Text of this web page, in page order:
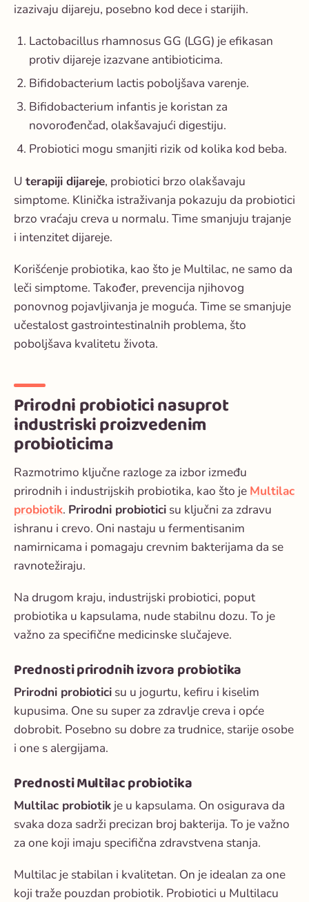
izazivaju dijareju, posebno kod dece i starijih.
Lactobacillus rhamnosus GG (LGG) je efikasan
protiv dijareje izazvane antibioticima.
Bifidobacterium lactis poboljšava varenje.
Bifidobacterium infantis je koristan za
novorođenčad, olakšavajući digestiju.
Probiotici mogu smanjiti rizik od kolika kod beba.
U terapiji dijareje, probiotici brzo olakšavaju
simptome. Klinička istraživanja pokazuju da probiotici
brzo vraćaju creva u normalu. Time smanjuju trajanje
i intenzitet dijareje.
Korišćenje probiotika, kao što je Multilac, ne samo da
leči simptome. Također, prevencija njihovog
ponovnog pojavljivanja je moguća. Time se smanjuje
učestalost gastrointestinalnih problema, što
poboljšava kvalitetu života.
Prirodni probiotici nasuprot
industriski proizvedenim
probioticima
Razmotrimo ključne razloge za izbor između
prirodnih i industrijskih probiotika, kao što je Multilac
probiotik. Prirodni probiotici su ključni za zdravu
ishranu i crevo. Oni nastaju u fermentisanim
namirnicama i pomagaju crevnim bakterijama da se
ravnotežiraju.
Na drugom kraju, industrijski probiotici, poput
probiotika u kapsulama, nude stabilnu dozu. To je
važno za specifične medicinske slučajeve.
Prednosti prirodnih izvora probiotika
Prirodni probiotici su u jogurtu, kefiru i kiselim
kupusima. One su super za zdravlje creva i opće
dobrobit. Posebno su dobre za trudnice, starije osobe
i one s alergijama.
Prednosti Multilac probiotika
Multilac probiotik je u kapsulama. On osigurava da
svaka doza sadrži precizan broj bakterija. To je važno
za one koji imaju specifična zdravstvena stanja.
Multilac je stabilan i kvalitetan. On je idealan za one
koji traže pouzdan probiotik. Probiotici u Multilacu